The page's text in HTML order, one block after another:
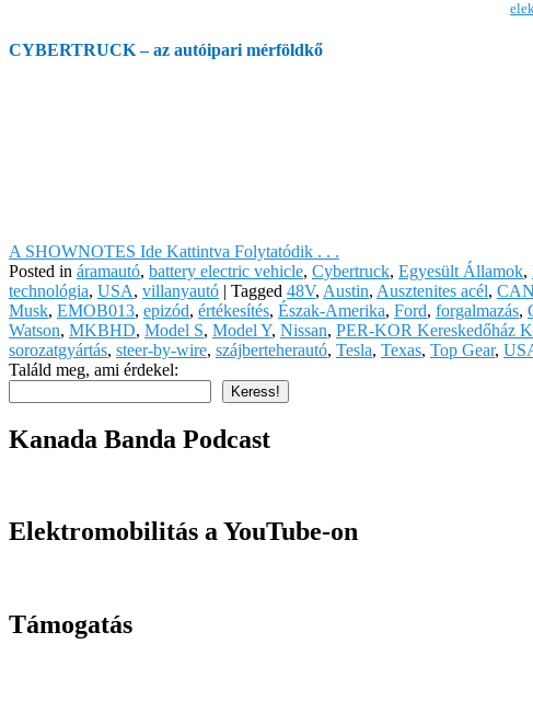
CYBERTRUCK – az autóipari mérföldkő
A SHOWNOTES Ide Kattintva Folytatódik . . .
Posted in áramautó, battery electric vehicle, Cybertruck, Egyesült Államok,
technológia, USA, villanyautó | Tagged 48V, Austin, Ausztenites acél,
Musk, EMOB013, epizód, értékesítés, Észak-Amerika, Ford, forgalmazás,
Watson, MKBHD, Model S, Model Y, Nissan, PER-KOR Kereskedőház
sorozatgyártás, steer-by-wire, szájberteherautó, Tesla, Texas, Top Gear,
Találd meg, ami érdekel:
Keress!
Kanada Banda Podcast
Elektromobilitás a YouTube-on
Támogatás